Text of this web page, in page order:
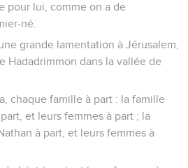
pour lui, comme on a de
né.
grande lamentation à Jérusalem,
Hadadrimmon dans la vallée de
chaque famille à part : la famille
et leurs femmes à part ; la
à part, et leurs femmes à